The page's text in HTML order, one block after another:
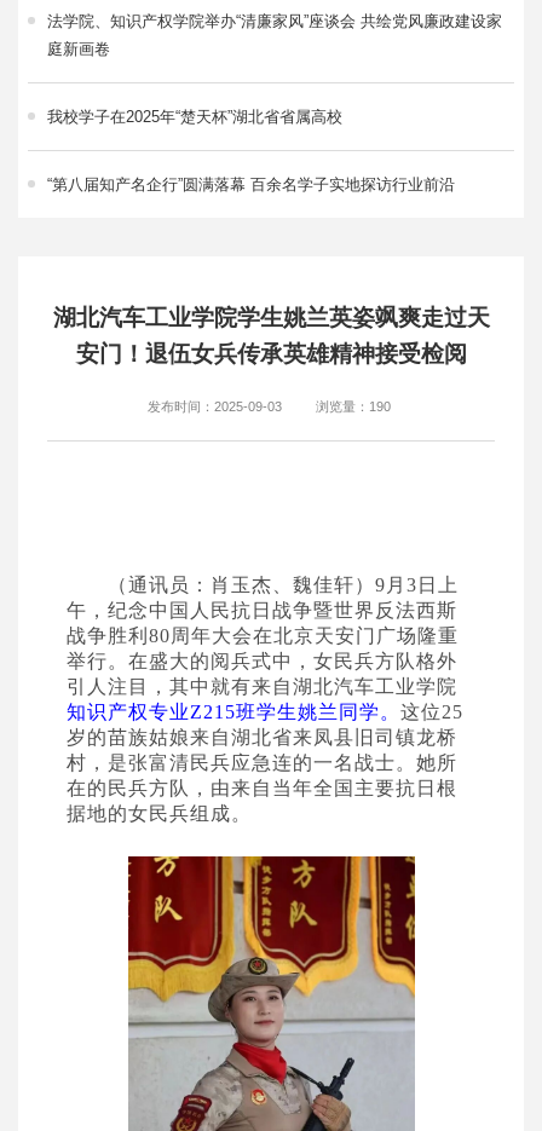
法学院、知识产权学院举办“清廉家风”座谈会 共绘党风廉政建设家
庭新画卷
我校学子在2025年“楚天杯”湖北省省属高校
“第八届知产名企行”圆满落幕 百余名学子实地探访行业前沿
湖北汽车工业学院学生姚兰英姿飒爽走过天
安门！退伍女兵传承英雄精神接受检阅
发布时间：2025-09-03 浏览量： 190
（通讯员：肖玉杰、魏佳轩） 9 月 3 日上
午，纪念中国人民抗日战争暨世界反法西斯
战争胜利 80周年大会在北京天安门广场隆重
举行。在盛大的阅兵式中，女民兵方队格外
引人注目，其中就有来自湖北汽车工业学院
知识产权专业Z215班学生姚兰 同学 。 这位25
岁的苗族姑娘来自湖北省来凤县旧司镇龙桥
村，是张富清民兵应急连的一名战士。她所
在的民兵方队，由来自当年全国主要抗日根
据地的女民兵组成。